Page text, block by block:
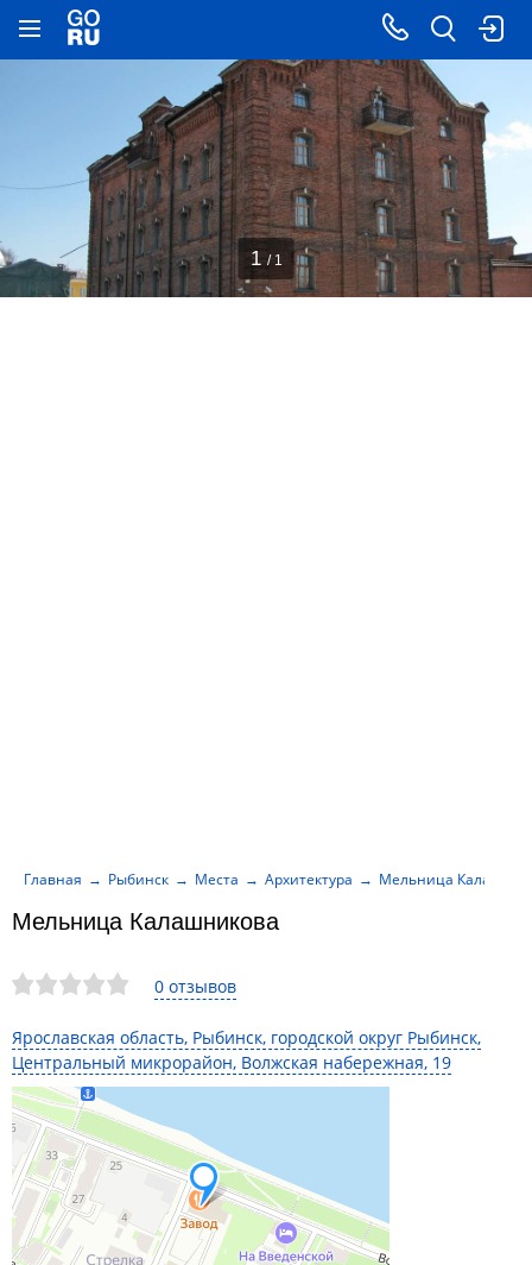
0 отзывов
Ярославская область, Рыбинск, городской округ Рыбинск,
Центральный микрорайон, Волжская набережная, 19
Мельница Калашникова
Главная Рыбинск Места Архитектура Мельница
1 / 1